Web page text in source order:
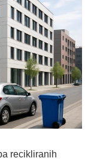
recikliranih